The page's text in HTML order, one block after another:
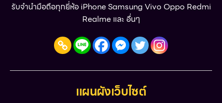
รับจำนำมือถือทุกยี่ห้อ iPhone Samsung Vivo Oppo Redmi
Realme และ อื่นๆ
แผนผังเว็บไซต์